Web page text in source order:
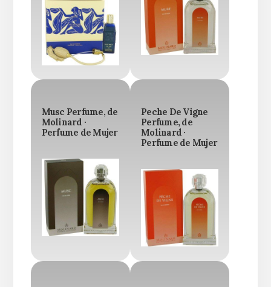
Musc Perfume, de
Molinard ·
Perfume de Mujer
Peche De Vigne
Perfume, de
Molinard ·
Perfume de Mujer